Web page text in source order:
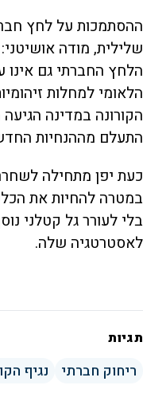
ההסתמכות על לחץ
שלילית, מודה
הלחץ החברתי גם
הלאומי למחלות
הקורונה במדינה
התעלם מההנחיות
כעת יפן מתחילה
במטרה להחיות את
בלי לעורר גל קטלני
לאסטרטגיה שלה.
תגיות
ריחוק חברתי נגיף